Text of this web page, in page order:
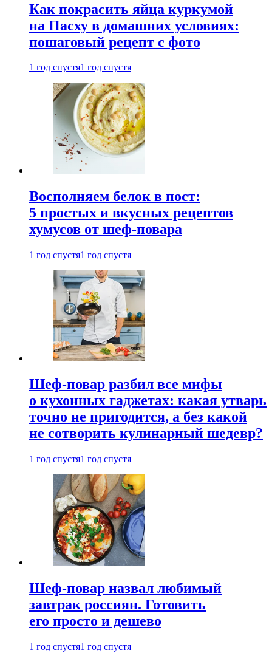
Как покрасить яйца куркумой
на Пасху в домашних условиях:
пошаговый рецепт с фото
1 год спустя1 год спустя
Восполняем белок в пост:
5 простых и вкусных рецептов
хумусов от шеф-повара
1 год спустя1 год спустя
Шеф-повар разбил все мифы
о кухонных гаджетах: какая утварь
точно не пригодится, а без какой
не сотворить кулинарный шедевр?
1 год спустя1 год спустя
Шеф-повар назвал любимый
завтрак россиян. Готовить
его просто и дешево
1 год спустя1 год спустя